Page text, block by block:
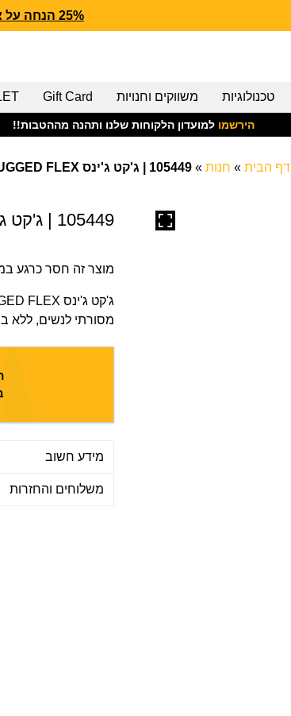
25% הנחה על ציוד מנדף CARHARTT FORCE
טכנולוגיות משווקים וחנויות Gift Card
הירשמו למועדון הלקוחות שלנו ותהנה מההטבות!!
דף הבית » חנות »105449 | ג'קט ג'ינס RUGGED FLEX®
105449 | ג'קט ג'ינס RUGGED FLEX®
מוצר זה חסר כרגע
ג'קט ג'ינס RUGGED FLEX
מסורתי לנשים, ללא
מידע חשוב
משלוחים והחזרות